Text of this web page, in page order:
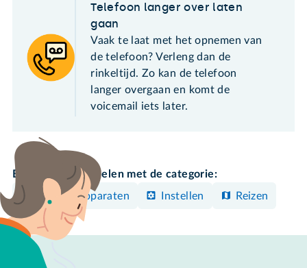
Telefoon langer over laten
gaan
Vaak te laat met het opnemen van
de telefoon? Verleng dan de
rinkeltijd. Zo kan de telefoon
langer overgaan en komt de
voicemail iets later.
Bekijk meer artikelen met de categorie:
Overige apparaten
Instellen Reizen